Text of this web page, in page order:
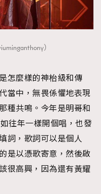
）
怎麼樣的神枱級和傳
當中，無畏係懼地表現
種共鳴。今年是明哥和
往年一樣開個唱，也發
詞，歌詞可以是個人
是以憑歌寄意，然後啟
很高興，因為還有黃耀